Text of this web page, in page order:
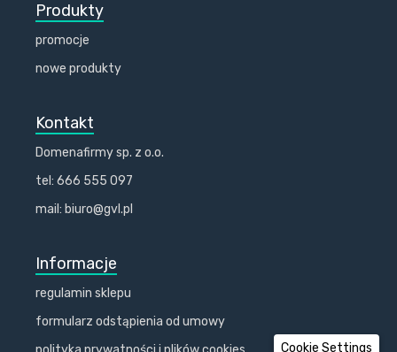
Produkty
promocje
nowe produkty
Kontakt
Domenafirmy sp. z o.o.
tel: 666 555 097
mail: biuro@gvl.pl
Informacje
regulamin sklepu
formularz odstąpienia od umowy
Cookie Settings